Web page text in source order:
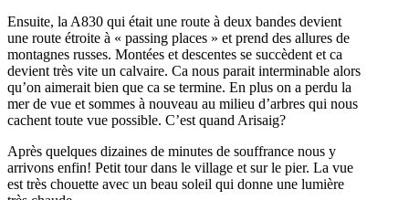
Ensuite, la A830 qui était une route à deux bandes devient
une route étroite à « passing places » et prend des allures de
montagnes russes. Montées et descentes se succèdent et ca
devient très vite un calvaire. Ca nous parait interminable alors
qu’on aimerait bien que ca se termine. En plus on a perdu la
mer de vue et sommes à nouveau au milieu d’arbres qui nous
cachent toute vue possible. C’est quand Arisaig?
Après quelques dizaines de minutes de souffrance nous y
arrivons enfin! Petit tour dans le village et sur le pier. La vue
est très chouette avec un beau soleil qui donne une lumière